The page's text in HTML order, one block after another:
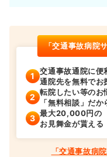
「交通事故病院
交通事故通院に便
通院先を無料でお
転院したい等のお
「無料相談」だか
最大20,000円の
お見舞金が貰える
「交通事故病